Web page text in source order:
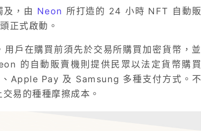
，由 Neon 所打造的 24 小時 NFT 自動販
正式啟動。
戶在購買前須先於交易所購買加密貨幣，並
的自動販賣機則提供民眾以法定貨幣購買
Apple Pay 及 Samsung 多種支付方式。不
易的種種摩擦成本。